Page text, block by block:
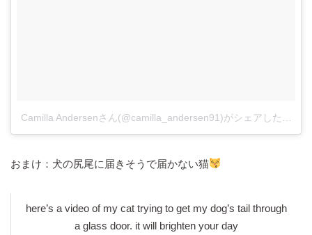
Camilla Andersenさん(@camilla_andersen91)がシェアした投稿
おまけ：犬の尻尾に届きそうで届かない猫
here’s a video of my cat trying to get my dog’s tail through
a glass door. it will brighten your day